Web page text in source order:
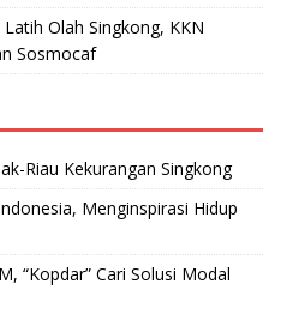
Olah Singkong, KKN
Sosmocaf
Riau Kekurangan Singkong
Menginspirasi Hidup
“Kopdar” Cari Solusi Modal